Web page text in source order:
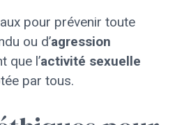
pour prévenir toute
ou d’agression
que l’activité sexuelle
par tous.